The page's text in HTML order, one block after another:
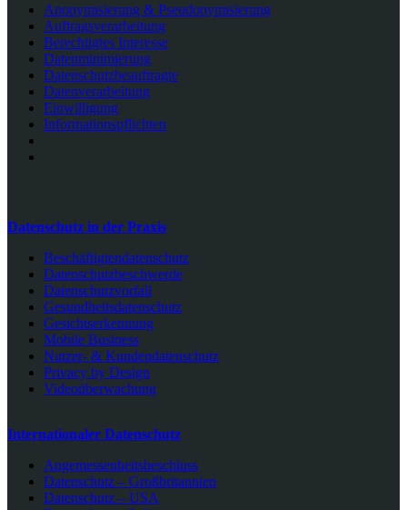
Anonymisierung & Pseudonymisierung
Auftragsverarbeitung
Berechtigtes Interesse
Datenminimierung
Datenschutzbeauftragte
Datenverarbeitung
Einwilligung
Informationspflichten
Datenschutz in der Praxis
Beschäftigtendatenschutz
Datenschutzbeschwerde
Datenschutzvorfall
Gesundheitsdatenschutz
Gesichtserkennung
Mobile Business
Nutzer- & Kundendatenschutz
Privacy by Design
Videoüberwachung
Internationaler Datenschutz
Angemessenheitsbeschluss
Datenschutz – Großbritannien
Datenschutz – USA